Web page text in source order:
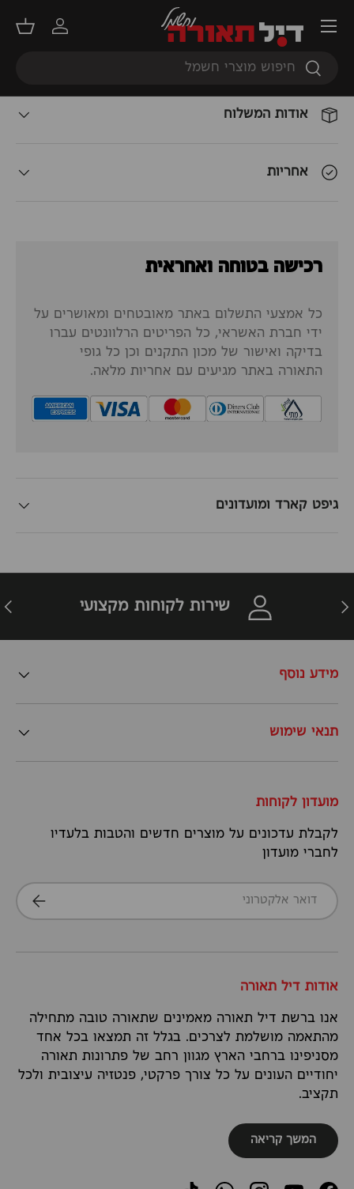
חיפוש
חיפוש
התחברות
סל
תפריט
אודות המשלוח
אחריות
רכישה בטוחה ואחראית
כל אמצעי התשלום באתר מאובטחים ומאושרים על
ידי חברת האשראי, כל הפריטים הרלוונטים עברו
בדיקה ואישור של מכון התקנים וכן כל גופי
התאורה באתר מגיעים עם אחריות מלאה.
גיפט קארד ומועדונים
חזרה שירות לקוחות מקצועי
מידע נוסף
תנאי שימוש
מועדון לקוחות
לקבלת עדכונים על מוצרים חדשים והטבות בלעדיו
לחברי מועדון
דואר אלקטרוני
הרשמה
אודות דיל תאורה
אנו ברשת דיל תאורה מאמינים שתאורה טובה מתחילה
מהתאמה מושלמת לצרכים. בגלל זה תמצאו בכל אחד
מסניפינו ברחבי הארץ מגוון רחב של פתרונות תאורה
יחודיים העונים על כל צורך פרקטי, פנטזיה עיצובית ולכל
תקציב.
המשך קריאה